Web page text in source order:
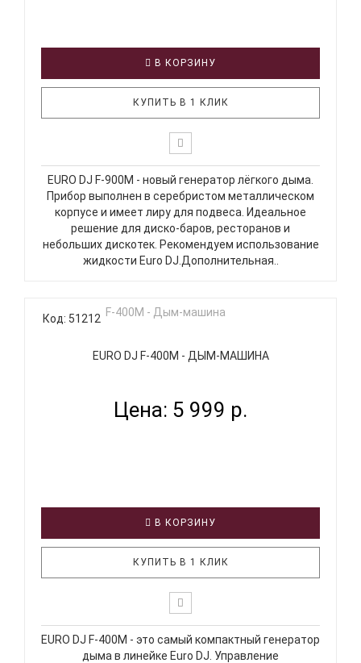
В КОРЗИНУ
КУПИТЬ В 1 КЛИК
EURO DJ F-900M - новый генератор лёгкого дыма.
Прибор выполнен в серебристом металлическом
корпусе и имеет лиру для подвеса. Идеальное
решение для диско-баров, ресторанов и
небольших дискотек. Рекомендуем использование
жидкости Euro DJ.Дополнительная..
Код: 51212
EURO DJ F-400M - ДЫМ-МАШИНА
Цена: 5 999 р.
В КОРЗИНУ
КУПИТЬ В 1 КЛИК
EURO DJ F-400M - это самый компактный генератор
дыма в линейке Euro DJ. Управление